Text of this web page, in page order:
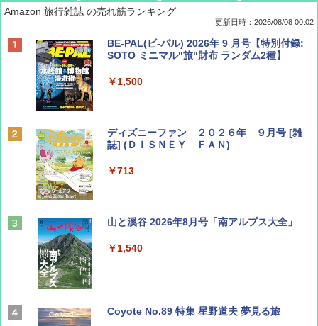
Amazon 旅行雑誌 の売れ筋ランキング
更新日時：2026/08/08 00:02
BE-PAL(ビ-パル) 2026年 9 月号【特別付録:
SOTO ミニマル"旅"財布 ランダム2種】
￥1,500
ディズニーファン ２０２６年 ９月号 [雑
誌] (ＤＩＳＮＥＹ ＦＡＮ)
￥713
山と溪谷 2026年8月号「南アルプス大全」
￥1,540
Coyote No.89 特集 星野道夫 夢見る旅